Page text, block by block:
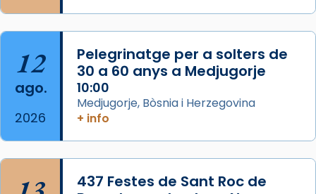
Acompanyant la història de sant Cugat, a
partir de l’Edat Mitjana sorgeix la tradició
que les santes Juliana (“relatiu a Júlia”) i
Semproniana (“relatiu a Semprònia =
eterna”) són deixebles seves. I l’any 1667, el
frare Joan Gaspar Roig, afirma en una obra
que les santes són filles de l’antiga Iluro.
Mataró en reivindicarà les relíq
12
ago.
2026
Pelegrinatge per a solters de
30 a 60 anys a Medjugorje
10:00
Medjugorje, Bòsnia i Herzegovina
+ info
437 Festes de Sant Roc de